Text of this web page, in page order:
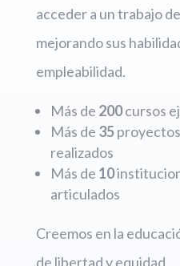
acceder a un trabajo
mejorando sus
empleabilidad.
Más de 200cursos
Más de 35
realizados
Más de 10
articulados
Creemos en la
de libertad y equidad.